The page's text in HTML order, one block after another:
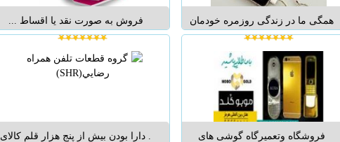
همگی ما در زندگی روزمره خودمان
بارها و بارها اتفاق افتاده که شارژ تلفن
همراهمان به اتمام رسیده است و در
همان زمان کار ضروری با گوشیمان
داشته ایم. این وسیله می تواند به
سرعت شارژ از دست رفته شما را
باز...
فروش به صورت نقد یا اقساط ...
فروشگاه وتعمیرگاه گوشی های
. دارا بودن بيش از پنج هزار قلم کالای